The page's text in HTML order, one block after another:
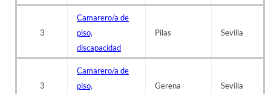
3
Camarero/a de
piso,
discapacidad
Pilas Sevilla
3
Camarero/a de
piso,
Gerena Sevilla